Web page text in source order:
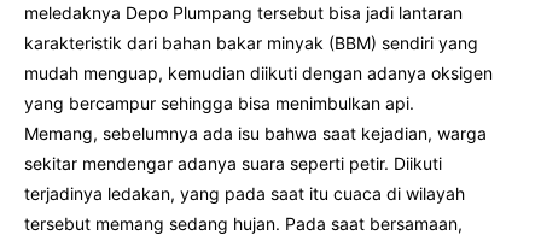
meledaknya Depo Plumpang tersebut bisa jadi lantaran
karakteristik dari bahan bakar minyak (BBM) sendiri yang
mudah menguap, kemudian diikuti dengan adanya oksigen
yang bercampur sehingga bisa menimbulkan api.
Memang, sebelumnya ada isu bahwa saat kejadian, warga
sekitar mendengar adanya suara seperti petir. Diikuti
terjadinya ledakan, yang pada saat itu cuaca di wilayah
tersebut memang sedang hujan. Pada saat bersamaan,